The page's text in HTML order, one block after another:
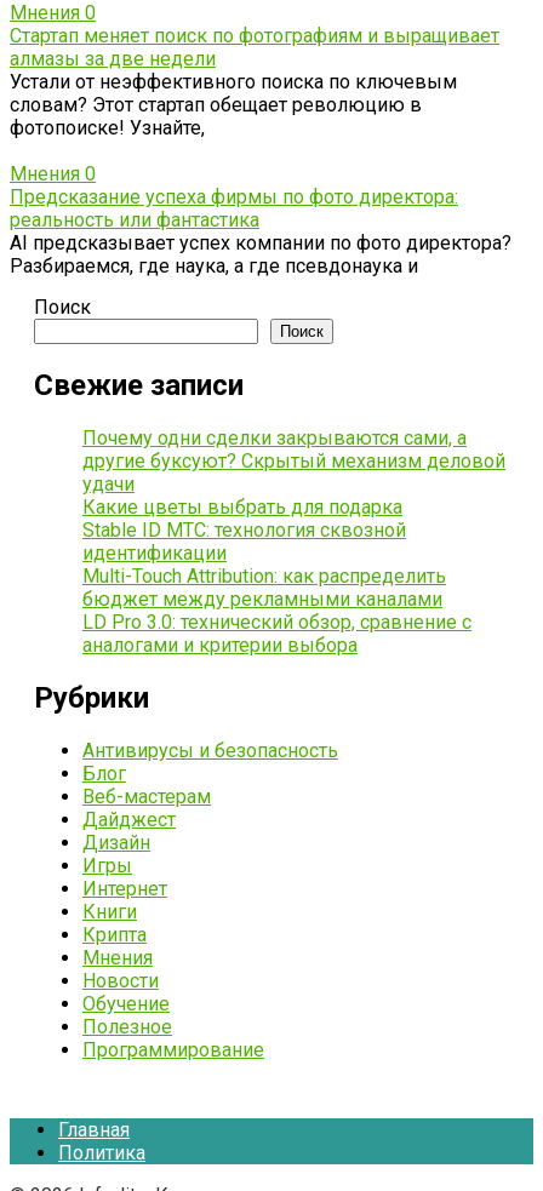
Мнения 0
Стартап меняет поиск по фотографиям и выращивает
алмазы за две недели
Устали от неэффективного поиска по ключевым
словам? Этот стартап обещает революцию в
фотопоиске! Узнайте,
Мнения 0
Предсказание успеха фирмы по фото директора:
реальность или фантастика
AI предсказывает успех компании по фото директора?
Разбираемся, где наука, а где псевдонаука и
Поиск
Поиск
Свежие записи
Почему одни сделки закрываются сами, а
другие буксуют? Скрытый механизм деловой
удачи
Какие цветы выбрать для подарка
Stable ID МТС: технология сквозной
идентификации
Multi-Touch Attribution: как распределить
бюджет между рекламными каналами
LD Pro 3.0: технический обзор, сравнение с
аналогами и критерии выбора
Рубрики
Антивирусы и безопасность
Блог
Веб-мастерам
Дайджест
Дизайн
Игры
Интернет
Книги
Крипта
Мнения
Новости
Обучение
Полезное
Программирование
Главная
Политика